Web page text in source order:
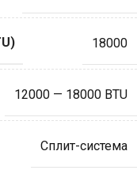
18000
12000 — 18000 BTU
Сплит-система